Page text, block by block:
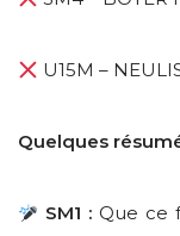
U15M –
Quelques
SM1 :Que ce